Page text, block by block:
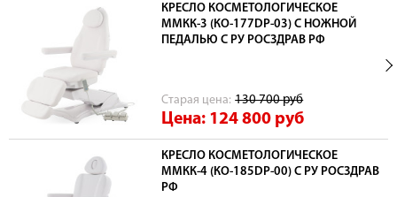
КРЕСЛО КОСМЕТОЛОГИЧЕСКОЕ
ММКК-3 (КО-177DP-03) С НОЖНОЙ
ПЕДАЛЬЮ С РУ РОСЗДРАВ РФ
Cтарая цена: 130 700руб
Цена: 124 800 руб
КРЕСЛО КОСМЕТОЛОГИЧЕСКОЕ
ММКК-4 (КО-185DP-00) С РУ РОСЗДРАВ
РФ